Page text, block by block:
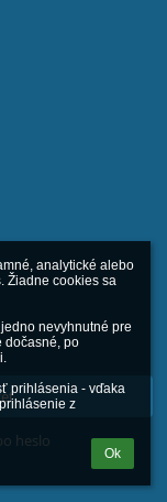
analytické alebo
Žiadne cookies sa
nevyhnutné pre
dočasné, po
prihlásenia - vďaka
z
Ok
heslo